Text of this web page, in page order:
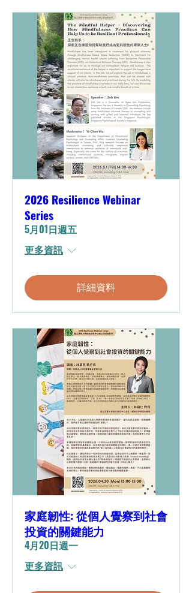
2026 Resilience Webinar
Series
5月01日週五
更多資訊
詳細資料
家庭韌性: 從個人覺察到社會
投資的關鍵能力
4月20日週一
更多資訊